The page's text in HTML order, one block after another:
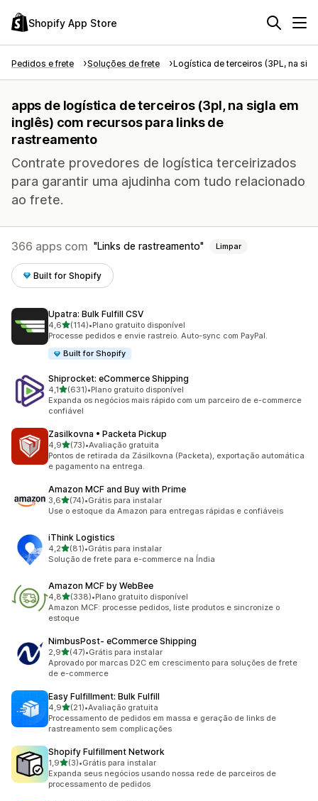
Shopify App Store
Pedidos e frete Soluções de frete Logística de terceiros (3PL, na
apps de logística de terceiros (3pl, na sigla em
inglês) com recursos para links de
rastreamento
Contrate provedores de logística terceirizados
para garantir uma ajudinha com tudo relacionado
ao frete.
366 apps com Links de rastreamento Limpar
Built for Shopify
Upatra: Bulk Fulfill CSV
4,6de 5 estrelas
(114)
114 avaliações ao todo
•Plano gratuito disponível
Processe pedidos e envie rastreio. Auto-sync com PayPal.
Built for Shopify
Shiprocket: eCommerce Shipping
4,1de 5 estrelas
(631)
631 avaliações ao todo
•Plano gratuito disponível
Expanda os negócios mais rápido com um parceiro de e-commerce
confiável
Zasilkovna • Packeta Pickup
4,9de 5 estrelas
(73)
73 avaliações ao todo
•Avaliação gratuita
Pontos de retirada da Zásilkovna (Packeta), exportação automática
e pagamento na entrega.
Amazon MCF and Buy with Prime
3,6de 5 estrelas
(74)
74 avaliações ao todo
•Grátis para instalar
Use o estoque da Amazon para entregas rápidas e confiáveis
iThink Logistics
4,2de 5 estrelas
(81)
81 avaliações ao todo
•Grátis para instalar
Solução de frete para e-commerce na Índia
Amazon MCF by WebBee
4,8de 5 estrelas
(338)
338 avaliações ao todo
•Plano gratuito disponível
Amazon MCF: processe pedidos, liste produtos e sincronize o
estoque
NimbusPost‑ eCommerce Shipping
2,9de 5 estrelas
(47)
47 avaliações ao todo
•Grátis para instalar
Aprovado por marcas D2C em crescimento para soluções de frete
de e-commerce
Easy Fulfillment: Bulk Fulfill
4,9de 5 estrelas
(21)
21 avaliações ao todo
•Avaliação gratuita
Processamento de pedidos em massa e geração de links de
rastreamento sem complicações
Shopify Fulfillment Network
1,9de 5 estrelas
(3)
3 avaliações ao todo
•Grátis para instalar
Expanda seus negócios usando nossa rede de parceiros de
processamento de pedidos